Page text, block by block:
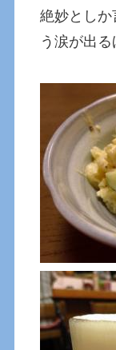
絶妙としか
う涙が出る